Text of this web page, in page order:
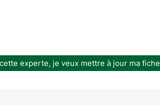
experte, je veux mettre à jour ma fiche